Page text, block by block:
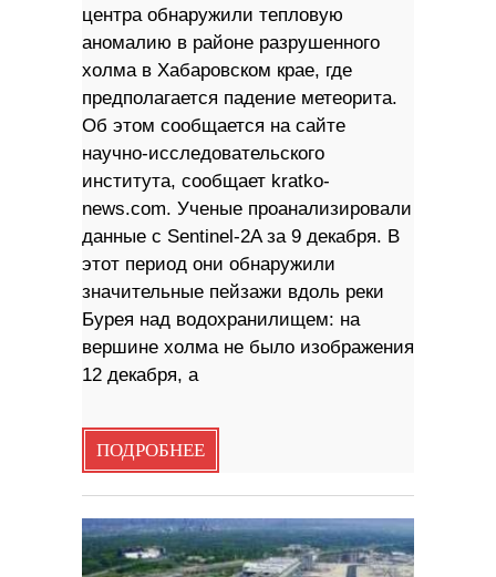
центра обнаружили тепловую
аномалию в районе разрушенного
холма в Хабаровском крае, где
предполагается падение метеорита.
Об этом сообщается на сайте
научно-исследовательского
института, сообщает kratko-
news.com. Ученые проанализировали
данные с Sentinel-2A за 9 декабря. В
этот период они обнаружили
значительные пейзажи вдоль реки
Бурея над водохранилищем: на
вершине холма не было изображения
12 декабря, а
ПОДРОБНЕЕ